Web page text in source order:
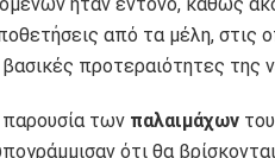
από τα μέλη, στις
προτεραιότητες της
παρουσία των παλαιμάχων του
ότι θα